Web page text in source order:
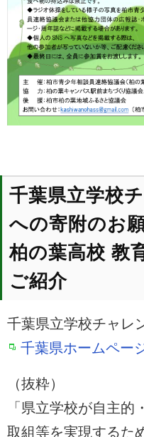
千葉県立学校
への寄附のお
柏の葉高校 教
ご紹介
千葉県立学校チャレ
千葉県ホームペー
（抜粋）
「県立学校が自主
取組等を実現するた